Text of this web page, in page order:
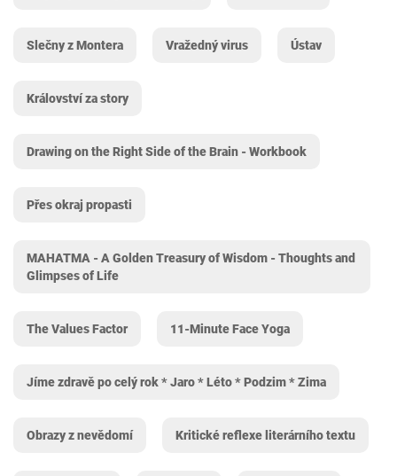
Slečny z Montera Vražedný virus Ústav
Království za story
Drawing on the Right Side of the Brain - Workbook
Přes okraj propasti
MAHATMA - A Golden Treasury of Wisdom - Thoughts and
Glimpses of Life
The Values Factor 11-Minute Face Yoga
Jíme zdravě po celý rok * Jaro * Léto * Podzim * Zima
Obrazy z nevědomí Kritické reflexe literárního textu